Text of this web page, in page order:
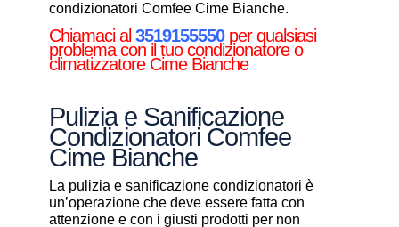
condizionatori Comfee Cime Bianche.
Chiamaci al 3519155550per qualsiasi
problema con il tuo condizionatore o
climatizzatore Cime Bianche
Pulizia e Sanificazione
Condizionatori Comfee
Cime Bianche
La pulizia e sanificazione condizionatori è
un’operazione che deve essere fatta con
attenzione e con i giusti prodotti per non